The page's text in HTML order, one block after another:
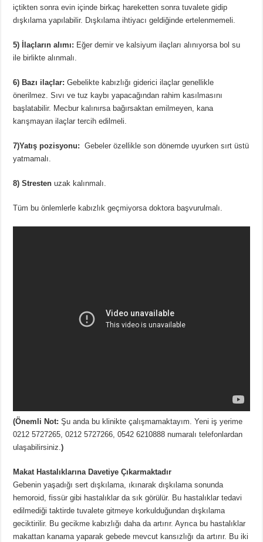
içtikten sonra evin içinde birkaç hareketten sonra tuvalete gidip
dışkılama yapılabilir. Dışkılama ihtiyacı geldiğinde ertelenmemeli.
5) İlaçların alımı: Eğer demir ve kalsiyum ilaçları alınıyorsa bol su
ile birlikte alınmalı.
6) Bazı ilaçlar:Gebelikte kabızlığı giderici ilaçlar genellikle
önerilmez. Sıvı ve tuz kaybı yapacağından rahim kasılmasını
başlatabilir. Mecbur kalınırsa bağırsaktan emilmeyen, kana
karışmayan ilaçlar tercih edilmeli.
7)Yatış pozisyonu: Gebeler özellikle son dönemde uyurken sırt üstü
yatmamalı.
8) Stresten uzak kalınmalı.
Tüm bu önlemlerle kabızlık geçmiyorsa doktora başvurulmalı.
(Önemli Not:Şu anda bu klinikte çalışmamaktayım. Yeni iş yerime
0212 5727265, 0212 5727266, 0542 6210888 numaralı telefonlardan
ulaşabilirsiniz.)
Makat Hastalıklarına Davetiye Çıkarmaktadır
Gebenin yaşadığı sert dışkılama, ıkınarak dışkılama sonunda
hemoroid, fissür gibi hastalıklar da sık görülür. Bu hastalıklar tedavi
edilmediği taktirde tuvalete gitmeye korkulduğundan dışkılama
geciktirilir. Bu gecikme kabızlığı daha da artırır. Ayrıca bu hastalıklar
makattan kanama yaparak gebede mevcut kansızlığı da artırır. Bu iki